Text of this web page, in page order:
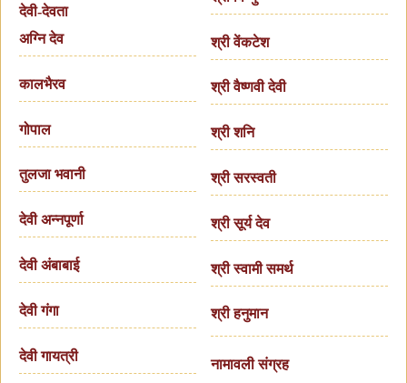
देवी-देवता
अग्नि देव
कालभैरव
गोपाल
तुलजा भवानी
देवी अन्नपूर्णा
देवी अंबाबाई
देवी गंगा
देवी गायत्री
श्री वेंकटेश
श्री वैष्णवी देवी
श्री शनि
श्री सरस्वती
श्री सूर्य देव
श्री स्वामी समर्थ
श्री हनुमान
नामावली संग्रह